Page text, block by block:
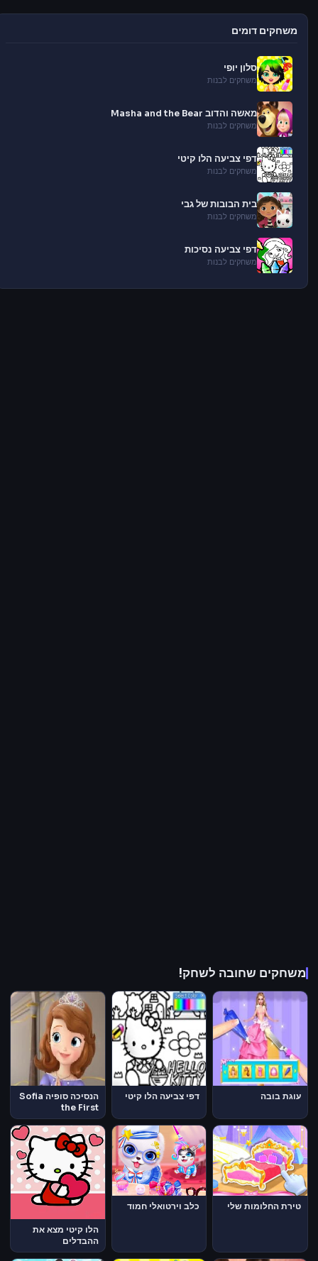
משחקים דומים
סלון יופי
משחקים לבנות
מאשה והדוב Masha and the Bear
משחקים לבנות
דפי צביעה הלו קיטי
משחקים לבנות
בית הבובות של גבי
משחקים לבנות
דפי צביעה נסיכות
משחקים לבנות
משחקים שחובה לשחק!
עוגת בובה דפי צביעה הלו קיטי
הנסיכה סופיה Sofia
the First
טירת החלומות שלי כלב וירטואלי חמוד
הלו קיטי מצא את
ההבדלים